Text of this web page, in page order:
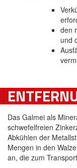
den
und
Das Galmei als
schwefelfreien
Abkühlen der
Mengen in den
an, die zum